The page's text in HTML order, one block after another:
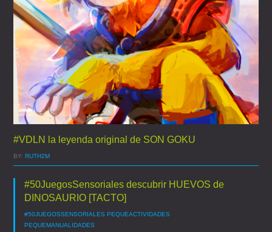
#VDLN la leyenda original de SON GOKU
BY:RUTH2M
#50JuegosSensoriales descubrir HUEVOS de
DINOSAURIO [TACTO]
#50JUEGOSSENSORIALES PEQUEACTIVIDADES
PEQUEMANUALIDADES